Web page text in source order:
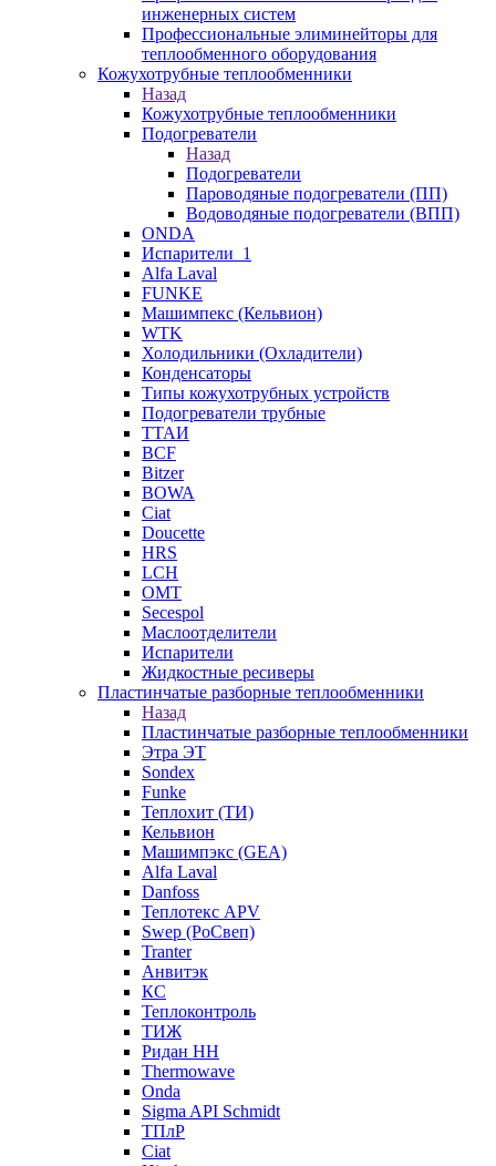
инженерных систем
Профессиональные элиминейторы для
теплообменного оборудования
Кожухотрубные теплообменники
Назад
Кожухотрубные теплообменники
Подогреватели
Назад
Подогреватели
Пароводяные подогреватели (ПП)
Водоводяные подогреватели (ВПП)
ONDA
Испарители_1
Alfa Laval
FUNKE
Машимпекс (Кельвион)
WTK
Холодильники (Охладители)
Конденсаторы
Типы кожухотрубных устройств
Подогреватели трубные
ТТАИ
BCF
Bitzer
BOWA
Ciat
Doucette
HRS
LCH
OMT
Secespol
Маслоотделители
Испарители
Жидкостные ресиверы
Пластинчатые разборные теплообменники
Назад
Пластинчатые разборные теплообменники
Этра ЭТ
Sondex
Funke
Теплохит (ТИ)
Кельвион
Машимпэкс (GEA)
Alfa Laval
Danfoss
Теплотекс APV
Swep (РоСвеп)
Tranter
Анвитэк
КС
Теплоконтроль
ТИЖ
Ридан НН
Thermowave
Onda
Sigma API Schmidt
ТПлР
Ciat